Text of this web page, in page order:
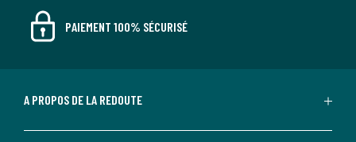
PAIEMENT 100% SÉCURISÉ
A PROPOS DE LA REDOUTE